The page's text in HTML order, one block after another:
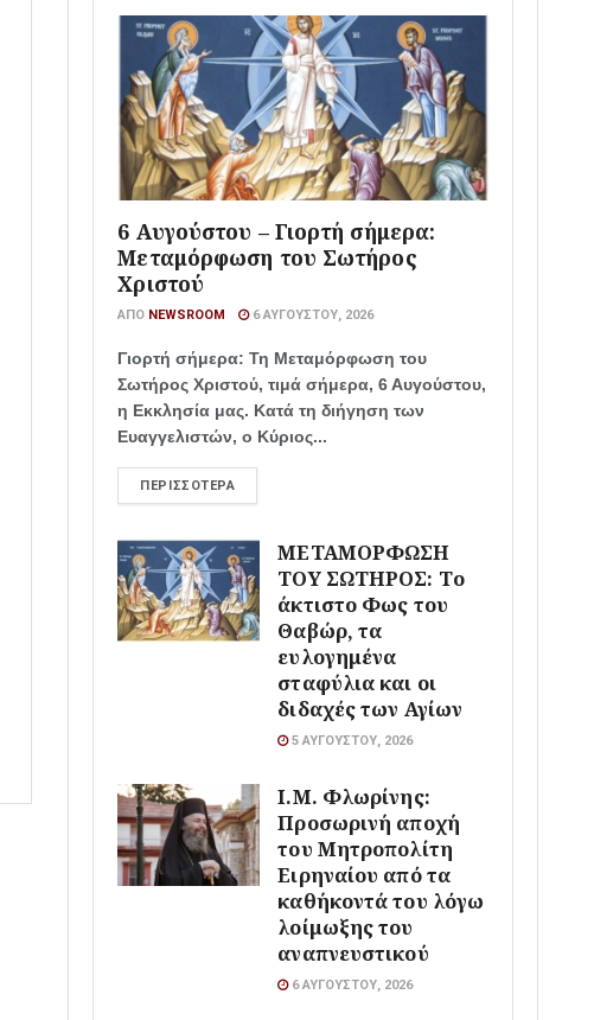
6 Αυγούστου – Γιορτή σήμερα:
Μεταμόρφωση του Σωτήρος
Χριστού
ΑΠΌ NEWSROOM 6 ΑΥΓΟΎΣΤΟΥ, 2026
Γιορτή σήμερα: Τη Μεταμόρφωση του
Σωτήρος Χριστού, τιμά σήμερα, 6 Αυγούστου,
η Εκκλησία μας. Κατά τη διήγηση των
Ευαγγελιστών, ο Κύριος...
ΠΕΡΙΣΣΌΤΕΡΑ
ΜΕΤΑΜΟΡΦΩΣΗ
ΤΟΥ ΣΩΤΗΡΟΣ: Το
άκτιστο Φως του
Θαβώρ, τα
ευλογημένα
σταφύλια και οι
διδαχές των Αγίων
5 ΑΥΓΟΎΣΤΟΥ, 2026
Ι.Μ. Φλωρίνης:
Προσωρινή αποχή
του Μητροπολίτη
Ειρηναίου από τα
καθήκοντά του λόγω
λοίμωξης του
αναπνευστικού
6 ΑΥΓΟΎΣΤΟΥ, 2026